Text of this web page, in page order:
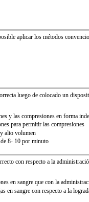
aplicar los métodos
luego de colocado un
y las compresiones en forma
para permitir las compresiones
alto volumen
de 8- 10 por minuto
con respecto a la
en sangre que con la
en sangre con respecto a la